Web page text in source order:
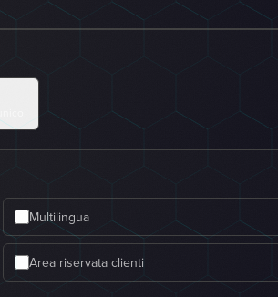
Multilingua
Area riservata clienti